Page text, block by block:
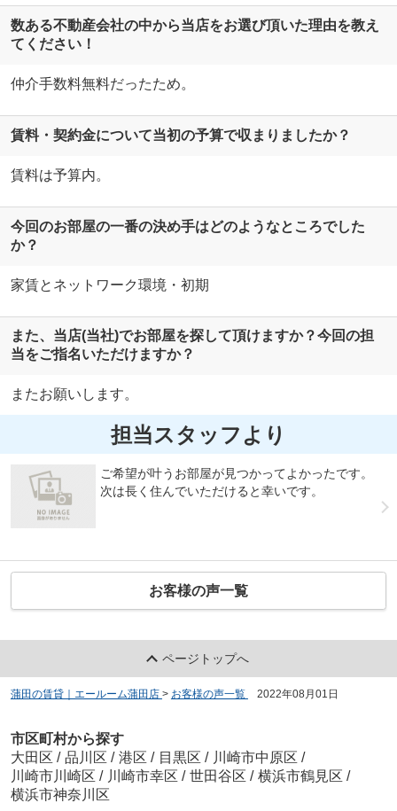
数ある不動産会社の中から当店をお選び頂いた理由を教え
てください！
仲介手数料無料だったため。
賃料・契約金について当初の予算で収まりましたか？
賃料は予算内。
今回のお部屋の一番の決め手はどのようなところでした
か？
家賃とネットワーク環境・初期
また、当店(当社)でお部屋を探して頂けますか？今回の担
当をご指名いただけますか？
またお願いします。
担当スタッフより
ご希望が叶うお部屋が見つかってよかったです。
次は長く住んでいただけると幸いです。
お客様の声一覧
ページトップへ
蒲田の賃貸｜エールーム蒲田店 > お客様の声一覧 2022年08月01日
市区町村から探す
大田区 / 品川区 / 港区 / 目黒区 / 川崎市中原区 /
川崎市川崎区 / 川崎市幸区 / 世田谷区 / 横浜市鶴見区 /
横浜市神奈川区